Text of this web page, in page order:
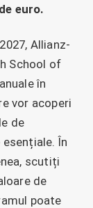
euro.
Allianz-
School of
în
vor acoperi
de
În
scutiți
de
poate